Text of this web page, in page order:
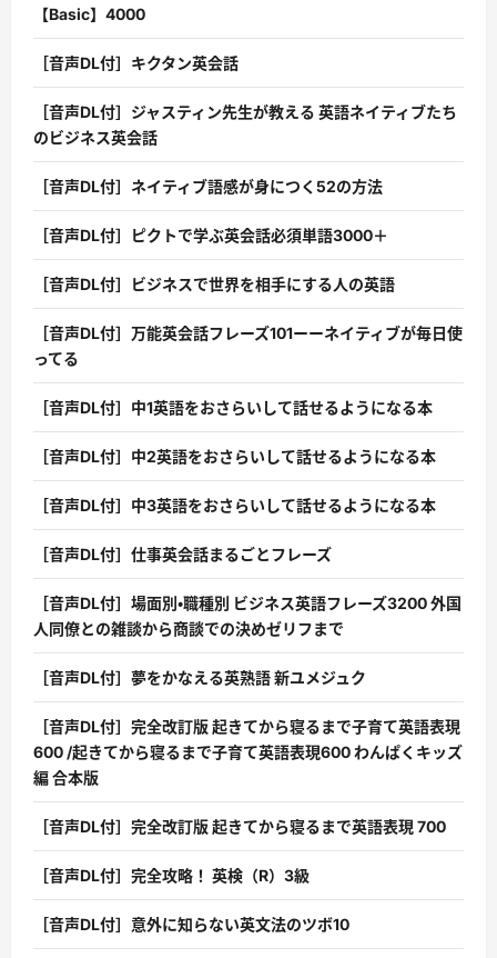
【Basic】4000
［音声DL付］キクタン英会話
［音声DL付］ジャスティン先生が教える 英語ネイティブたち
のビジネス英会話
［音声DL付］ネイティブ語感が身につく52の方法
［音声DL付］ピクトで学ぶ英会話必須単語3000＋
［音声DL付］ビジネスで世界を相手にする人の英語
［音声DL付］万能英会話フレーズ101ーーネイティブが毎日使
ってる
［音声DL付］中1英語をおさらいして話せるようになる本
［音声DL付］中2英語をおさらいして話せるようになる本
［音声DL付］中3英語をおさらいして話せるようになる本
［音声DL付］仕事英会話まるごとフレーズ
［音声DL付］場面別・職種別 ビジネス英語フレーズ3200 外国
人同僚との雑談から商談での決めゼリフまで
［音声DL付］夢をかなえる英熟語 新ユメジュク
［音声DL付］完全改訂版 起きてから寝るまで子育て英語表現
600 /起きてから寝るまで子育て英語表現600 わんぱくキッズ
編 合本版
［音声DL付］完全改訂版 起きてから寝るまで英語表現 700
［音声DL付］完全攻略！ 英検（R）3級
［音声DL付］意外に知らない英文法のツボ10